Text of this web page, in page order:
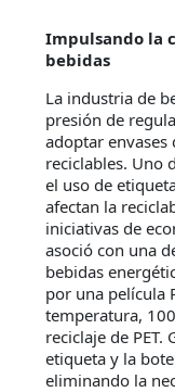
Impulsando la
bebidas
La industria de
presión de
adoptar
reciclables. Uno
el uso de
afectan la
iniciativas de
asoció con una
bebidas
por una película
temperatura,
reciclaje de PET.
etiqueta y la
eliminando la